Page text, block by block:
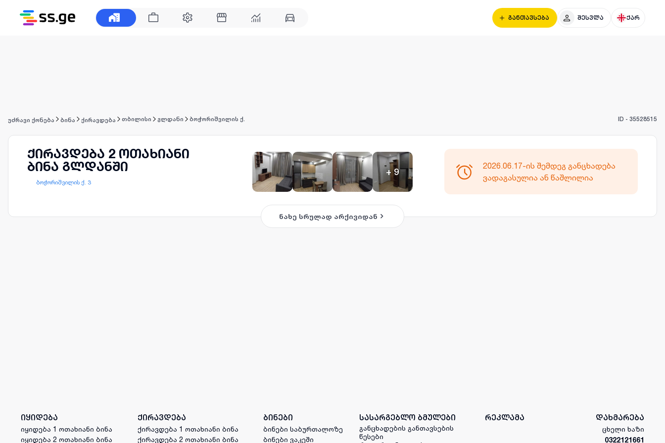
განთავსება შესვლა ქარ
უძრავი ქონება ბინა ქირავდება თბილისი გლდანი ბოჭორიშვილის ქ. ID - 35528515
ქირავდება 2 ოთახიანი
ბინა გლდანში
ბოჭორიშვილის ქ. 3
+9
2026.06.17-ის შემდეგ განცხადება
ვადაგასულია ან წაშლილია
ნახე სრულად არქივიდან
იყიდება
იყიდება 1 ოთახიანი ბინა
იყიდება 2 ოთახიანი ბინა
ქირავდება
ქირავდება 1 ოთახიანი ბინა
ქირავდება 2 ოთახიანი ბინა
ბინები
ბინები საბურთალოზე
ბინები ვაკეში
სასარგებლო ბმულები
განცხადების განთავსების
წესები
რეკლამა დახმარება
ცხელი ხაზი
0322121661